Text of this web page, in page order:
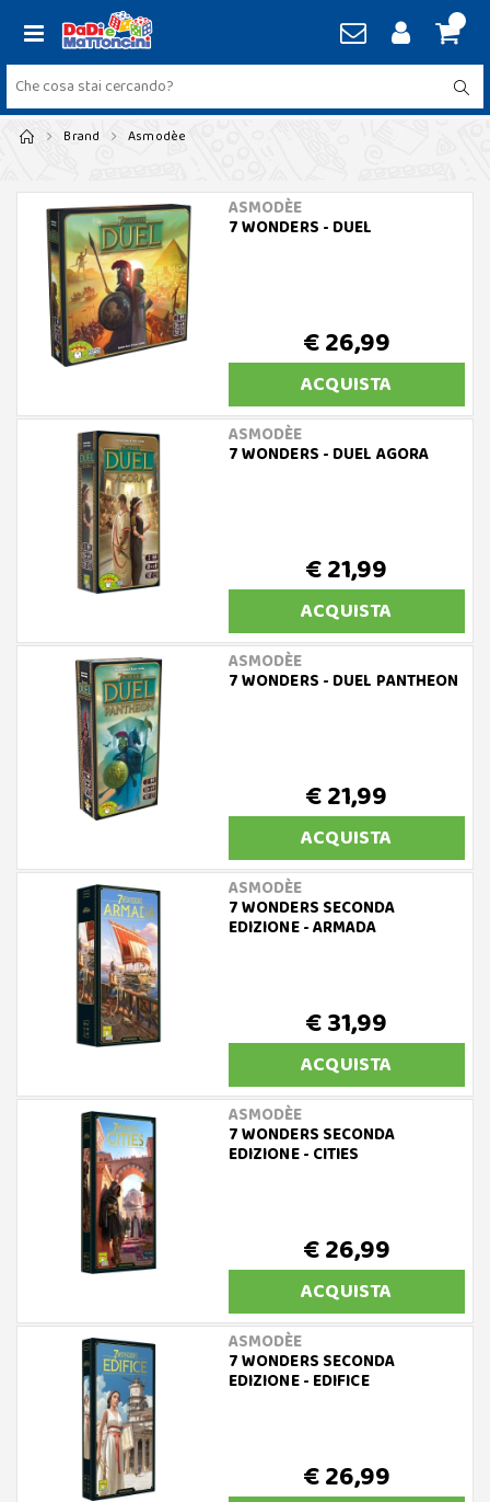
Brand Asmodèe
ASMODÈE
7 WONDERS - DUEL
€ 26,99
ACQUISTA
ASMODÈE
7 WONDERS - DUEL AGORA
€ 21,99
ACQUISTA
ASMODÈE
7 WONDERS - DUEL PANTHEON
€ 21,99
ACQUISTA
ASMODÈE
7 WONDERS SECONDA
EDIZIONE - ARMADA
€ 31,99
ACQUISTA
ASMODÈE
7 WONDERS SECONDA
EDIZIONE - CITIES
€ 26,99
ACQUISTA
ASMODÈE
7 WONDERS SECONDA
EDIZIONE - EDIFICE
€ 26,99